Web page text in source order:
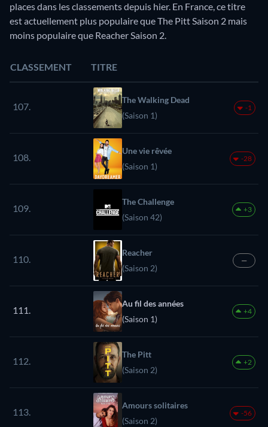
places dans les classements depuis hier. En France, ce titre
est actuellement plus populaire que The Pitt Saison 2 mais
moins populaire que Reacher Saison 2.
CLASSEMENT TITRE
107.
The Walking Dead
(Saison 1)
-1
108.
Une vie rêvée
(Saison 1)
-28
109.
The Challenge
(Saison 42)
+3
110.
Reacher
(Saison 2)
—
111.
Au fil des années
(Saison 1)
+4
112.
The Pitt
(Saison 2)
+2
113.
Amours solitaires
(Saison 2)
-56